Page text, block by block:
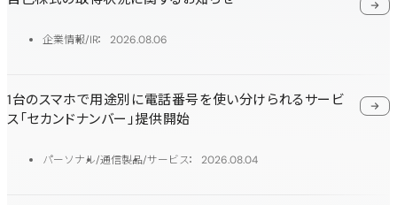
企業情報 IR 2026.08.06
1台のスマホで用途別に電話番号を使い分けられるサービ
ス「セカンドナンバー」提供開始
パーソナル 通信製品 サービス 2026.08.04